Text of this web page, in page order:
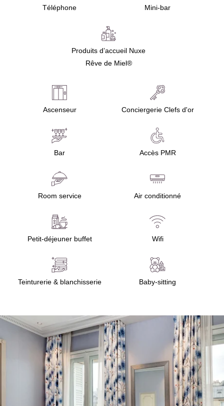
Téléphone Mini-bar
Produits d’accueil Nuxe
Rêve de Miel®
Ascenseur Conciergerie Clefs d'or
Bar Accès PMR
Room service Air conditionné
Petit-déjeuner buffet Wifi
Teinturerie & blanchisserie Baby-sitting